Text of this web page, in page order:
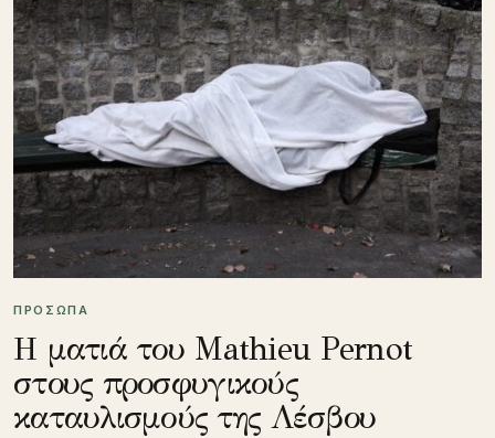
ΠΡΟΣΩΠΑ
Η ματιά του Mathieu Pernot
στους προσφυγικούς
καταυλισμούς της Λέσβου